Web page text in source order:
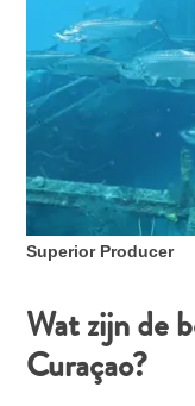
ontdek
je
liefde
voor
op
Curaçao
FAQs
Superior Producer
Wat zijn de
Curaçao?